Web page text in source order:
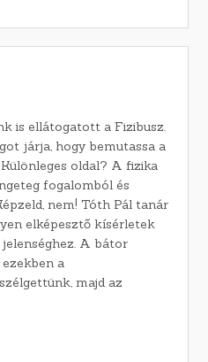
is ellátogatott a Fizibusz.
járja, hogy bemutassa a
oldal? A fizika
fogalomból és
nem! Tóth Pál tanár
elképesztő kísérletek
A bátor
a
majd az